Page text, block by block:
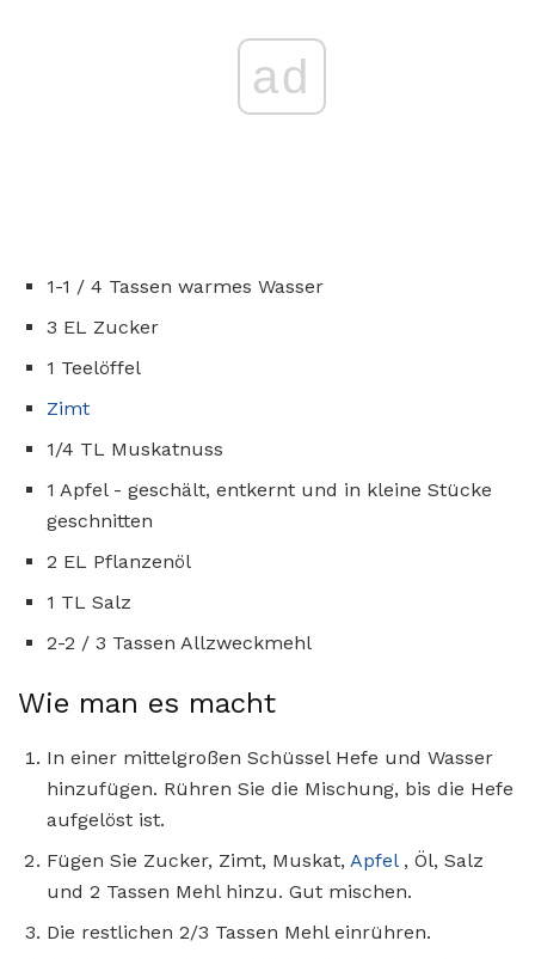
ad
1-1 / 4 Tassen warmes Wasser
3 EL Zucker
1 Teelöffel
Zimt
1/4 TL Muskatnuss
1 Apfel - geschält, entkernt und in kleine Stücke
geschnitten
2 EL Pflanzenöl
1 TL Salz
2-2 / 3 Tassen Allzweckmehl
Wie man es macht
In einer mittelgroßen Schüssel Hefe und Wasser
hinzufügen. Rühren Sie die Mischung, bis die Hefe
aufgelöst ist.
Fügen Sie Zucker, Zimt, Muskat, Apfel, Öl, Salz
und 2 Tassen Mehl hinzu. Gut mischen.
Die restlichen 2/3 Tassen Mehl einrühren.